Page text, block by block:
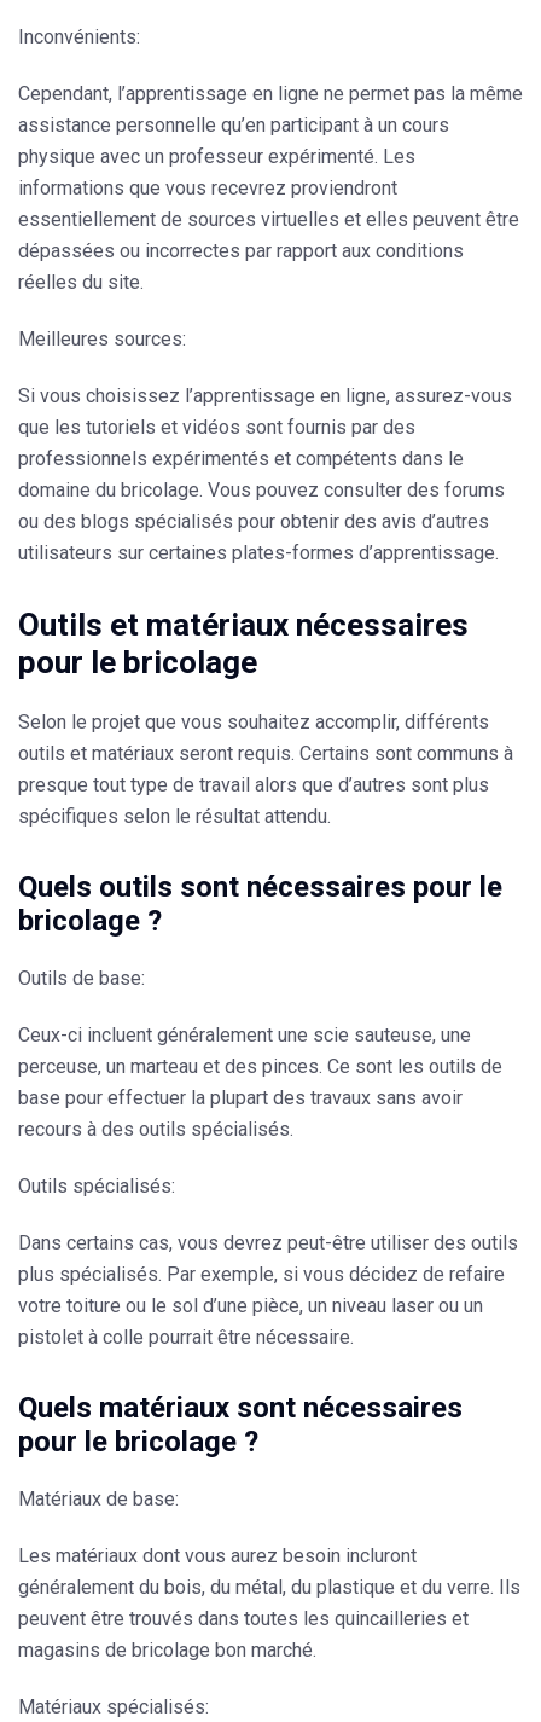
Inconvénients:
Cependant, l’apprentissage en ligne ne permet pas la même
assistance personnelle qu’en participant à un cours
physique avec un professeur expérimenté. Les
informations que vous recevrez proviendront
essentiellement de sources virtuelles et elles peuvent être
dépassées ou incorrectes par rapport aux conditions
réelles du site.
Meilleures sources:
Si vous choisissez l’apprentissage en ligne, assurez-vous
que les tutoriels et vidéos sont fournis par des
professionnels expérimentés et compétents dans le
domaine du bricolage. Vous pouvez consulter des forums
ou des blogs spécialisés pour obtenir des avis d’autres
utilisateurs sur certaines plates-formes d’apprentissage.
Outils et matériaux nécessaires
pour le bricolage
Selon le projet que vous souhaitez accomplir, différents
outils et matériaux seront requis. Certains sont communs à
presque tout type de travail alors que d’autres sont plus
spécifiques selon le résultat attendu.
Quels outils sont nécessaires pour le
bricolage ?
Outils de base:
Ceux-ci incluent généralement une scie sauteuse, une
perceuse, un marteau et des pinces. Ce sont les outils de
base pour effectuer la plupart des travaux sans avoir
recours à des outils spécialisés.
Outils spécialisés:
Dans certains cas, vous devrez peut-être utiliser des outils
plus spécialisés. Par exemple, si vous décidez de refaire
votre toiture ou le sol d’une pièce, un niveau laser ou un
pistolet à colle pourrait être nécessaire.
Quels matériaux sont nécessaires
pour le bricolage ?
Matériaux de base:
Les matériaux dont vous aurez besoin incluront
généralement du bois, du métal, du plastique et du verre. Ils
peuvent être trouvés dans toutes les quincailleries et
magasins de bricolage bon marché.
Matériaux spécialisés: